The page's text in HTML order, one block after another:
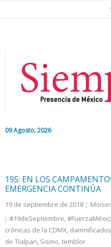
09 Agosto, 2026
Colaboradores
19S: EN LOS
EMERGENCIA CONTINÚA
19 de septiembre de 2018
#19deSeptiembre,
crónicas de la CDMX, damnificados
de Tlalpan, Sismo,temblor